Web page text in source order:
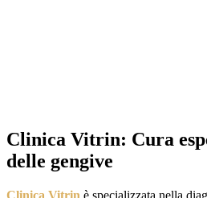
Clinica Vitrin: Cura
delle gengive
Clinica Vitrin è specializzata nella